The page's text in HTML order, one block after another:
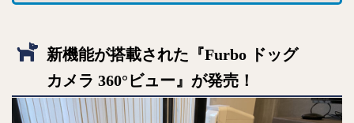
新機能が搭載された『Furbo ドッグ
カメラ 360°ビュー』が発売！